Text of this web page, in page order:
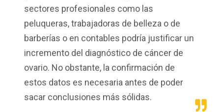
sectores profesionales como las
peluqueras, trabajadoras de belleza o de
barberías o en contables podría justificar un
incremento del diagnóstico de cáncer de
ovario. No obstante, la confirmación de
estos datos es necesaria antes de poder
sacar conclusiones más sólidas.